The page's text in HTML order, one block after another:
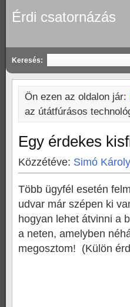
Érdi csatornázás
Keresés:
Ön ezen az oldalon jár:
az útátfúrásos
Egy érdekes
Közzétéve: Simó Károly
Több ügyfél esetén
udvar már szépen ki
hogyan lehet átvinni a
a neten, amelyben
megosztom! (Külön